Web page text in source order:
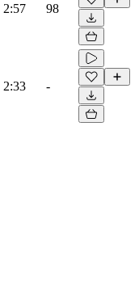
2:57 98
2:33 -